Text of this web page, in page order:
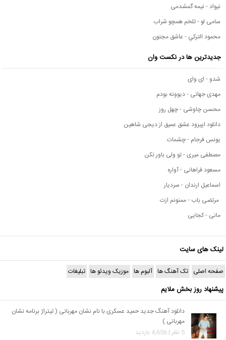
نیواد - نیمه گمشدمی
سامی لو - تلخم همچو شراب
محمود التركي - عاشق مجنون
جدیدترین ها در نکست وان
شدو - ای وای
مهدی جهانی - دیوونه بودم
محسن چاوشی - چهل روز
دانلود اپیزود عشق عمیق از دیجی شاهین
یونس فرجام - چشمات
مصطفی میری - تو ولی باور نکن
مسعود فراهانی - آواره
اسماعیل ارندان - سردیار
مرتضی باب - ممنونم ازت
مانی - کجایی
لینک های سایت
صفحه اصلی تک آهنگ ها آلبوم ها موزیک ویدئو ها تبلیغات
پیشنهاد روز بخش ملایم
دانلود آهنگ جدید حمید عسکری با نام نشان مهربانی ( تیتراژ برنامه نشان
مهربانی )
5 نظر | 4,656 بازدید